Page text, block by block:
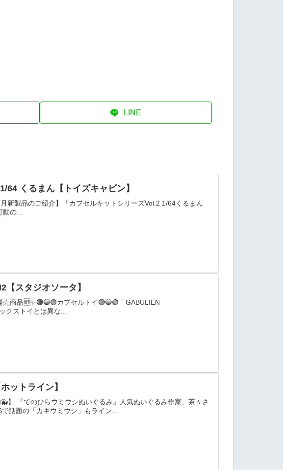
LINE
64 くるまん【トイズキャビン】
新製品のご紹介】「カプセルキットシリーズVol.2 1/64くるまん
の...
スタジオソータ】
商品🆕✨🔴🔵🟢カプセルトイ🔴🔵🟢「GABULIEN
クストイとは異な...
ットライン】
『てのひらウミウシぬいぐるみ』人気ぬいぐるみ作家、茶々さ
話題の「カキウミウシ」もライン...